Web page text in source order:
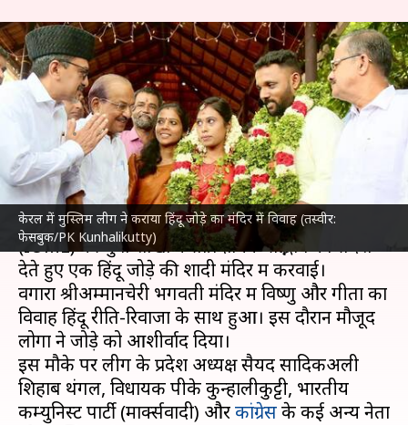
केरल में मुस्लिम लीग ने कराया हिंदू जोड़े का मंदिर में विवाह (तस्वीर:
फेसबुक/PK Kunhalikutty)
केरल: मुस्लिम लीग ने दिया सांप्रदायिक
सद्भाव का संदेश, अपने खर्च पर हिंदू
जोड़े की शादी कराई
गजेंद्र Jul 10, 2023 01:19 pm
क्या है खबर?
केरलके मलप्पुरम में इंडियन यूनियन मुस्लिम लीग
(IUML) की युवा शाखा ने सांप्रदायिक सद्भाव का संदेश
देते हुए एक हिंदू जोड़े की शादी मंदिर में करवाई।
वेंगारा श्रीअम्मानचेरी भगवती मंदिर में विष्णु और गीता का
विवाह हिंदू रीति-रिवाजों के साथ हुआ। इस दौरान मौजूद
लोगों ने जोड़े को आशीर्वाद दिया।
इस मौके पर लीग के प्रदेश अध्यक्ष सैयद सादिकअली
शिहाब थंगल, विधायक पीके कुन्हालीकुट्टी, भारतीय
कम्युनिस्ट पार्टी (मार्क्सवादी) औरकांग्रेसके कई अन्य नेता